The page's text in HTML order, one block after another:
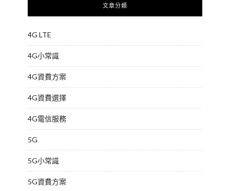
文章分類
4G LTE
4G小常識
4G資費方案
4G資費選擇
4G電信服務
5G
5G小常識
5G資費方案